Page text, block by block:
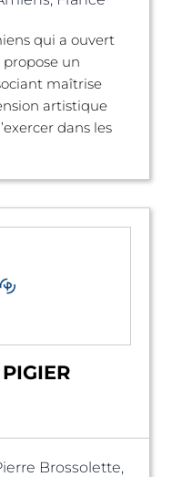
qui a ouvert
propose un
maîtrise
artistique
dans les
Brossolette,